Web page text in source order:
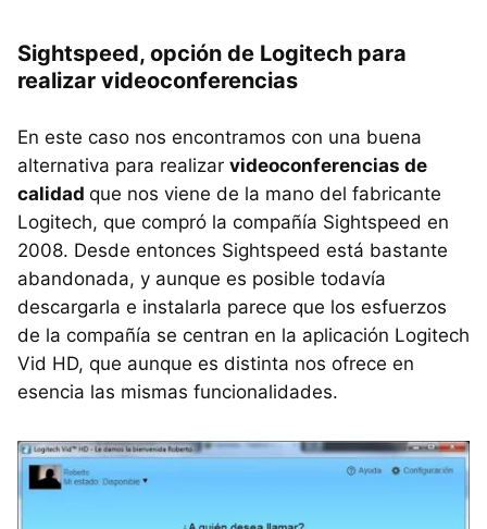
Sightspeed, opción de Logitech para
realizar videoconferencias
En este caso nos encontramos con una buena
alternativa para realizar videoconferencias de
calidad que nos viene de la mano del fabricante
Logitech, que compró la compañía Sightspeed en
2008. Desde entonces Sightspeed está bastante
abandonada, y aunque es posible todavía
descargarla e instalarla parece que los esfuerzos
de la compañía se centran en la aplicación Logitech
Vid HD, que aunque es distinta nos ofrece en
esencia las mismas funcionalidades.